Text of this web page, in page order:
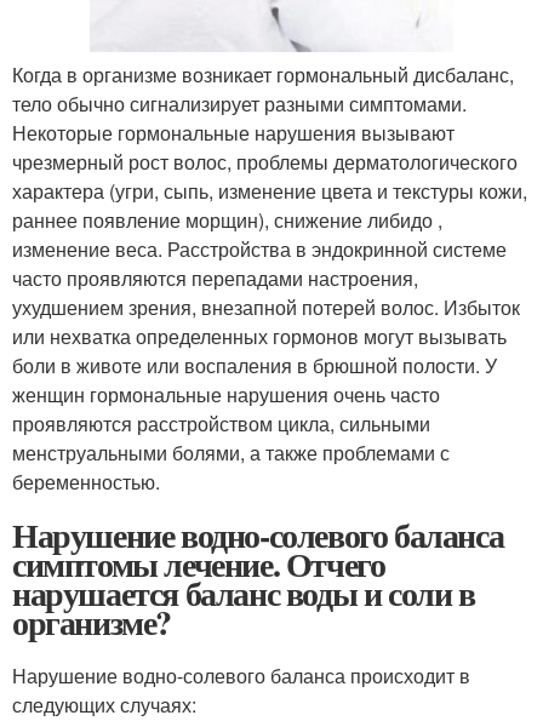
Когда в организме возникает гормональный дисбаланс,
тело обычно сигнализирует разными симптомами.
Некоторые гормональные нарушения вызывают
чрезмерный рост волос, проблемы дерматологического
характера (угри, сыпь, изменение цвета и текстуры кожи,
раннее появление морщин), снижение либидо ,
изменение веса. Расстройства в эндокринной системе
часто проявляются перепадами настроения,
ухудшением зрения, внезапной потерей волос. Избыток
или нехватка определенных гормонов могут вызывать
боли в животе или воспаления в брюшной полости. У
женщин гормональные нарушения очень часто
проявляются расстройством цикла, сильными
менструальными болями, а также проблемами с
беременностью.
Нарушение водно-солевого баланса
симптомы лечение. Отчего
нарушается баланс воды и соли в
организме?
Нарушение водно-солевого баланса происходит в
следующих случаях: